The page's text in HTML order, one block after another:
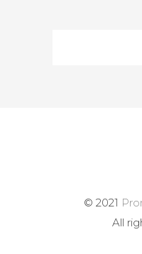
© 2021
All